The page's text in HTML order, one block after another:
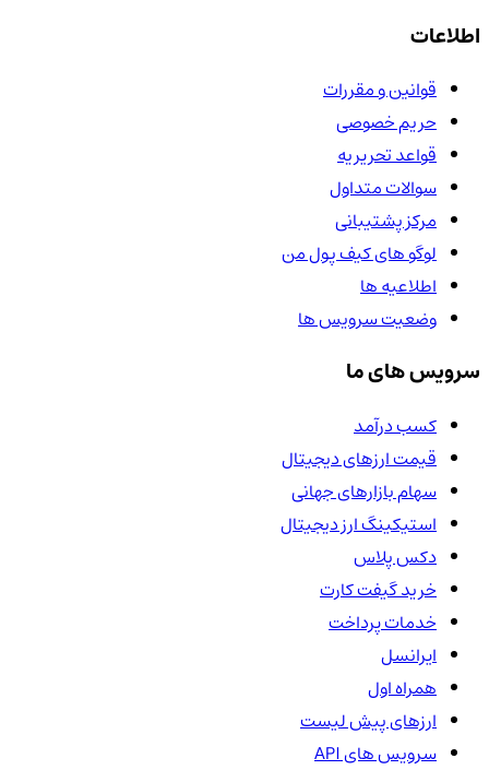
اطلاعات
قوانین و مقررات
حریم خصوصی
قواعد تحریریه
سوالات متداول
مرکز پشتیبانی
لوگو های کیف پول من
اطلاعیه ها
وضعیت سرویس ها
سرویس های ما
کسب درآمد
قیمت ارزهای دیجیتال
سهام بازارهای جهانی
استیکینگ ارز دیجیتال
دکس پلاس
خرید گیفت کارت
خدمات پرداخت
ایرانسل
همراه اول
ارزهای پیش لیست
سرویس های API